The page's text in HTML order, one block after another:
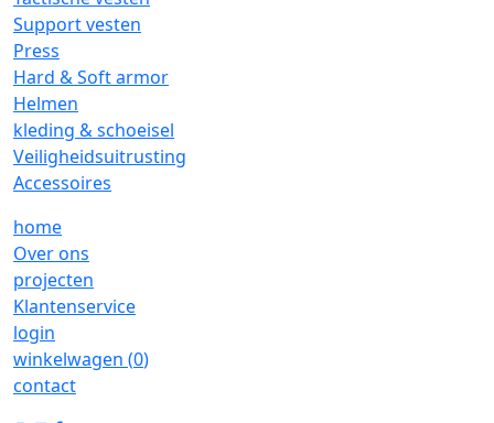
Support vesten
Press
Hard & Soft armor
Helmen
kleding & schoeisel
Veiligheidsuitrusting
Accessoires
home
Over ons
projecten
Klantenservice
login
winkelwagen (0)
contact